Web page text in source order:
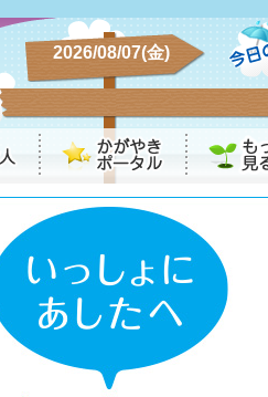
2026/08/07(金)